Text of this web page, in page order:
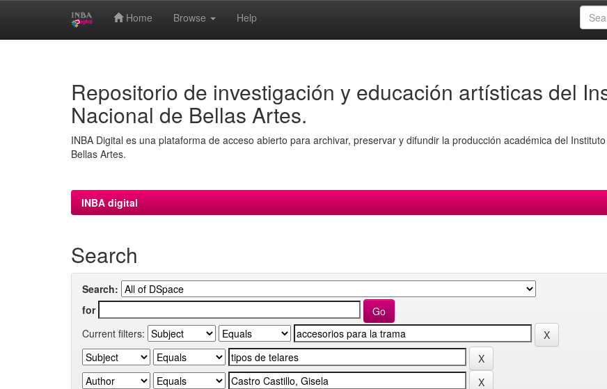
Home Browse Help
Repositorio de investigación y educación artísticas del
Nacional de Bellas Artes.
INBA Digital es una plataforma de acceso abierto para archivar, preservar y difundir la producción académica del
Bellas Artes.
INBA digital
Search
Search:
for
Current filters: